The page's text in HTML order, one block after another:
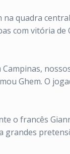
quadra
com vitória
Ghem. O
o francês